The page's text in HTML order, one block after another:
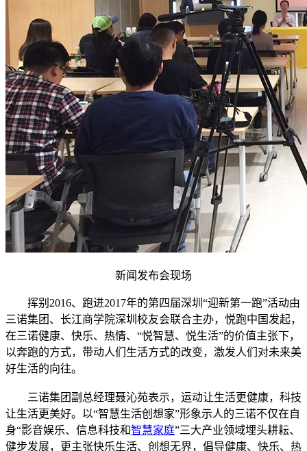
新闻发布会现场
挥别2016、跑进2017年的第四届深圳“迎新第一跑”活动由
三诺集团、长江商学院深圳校友会联合主办，悦跑中国发起，
在三诺健康、快乐、热情、“悦智慧、悦生活”的价值主张下，
以奔跑的方式，带动人们生活方式的改变，激发人们对未来美
好生活的向往。
三诺集团副总经理聂沁苑表示，运动让生活更健康，科技
让生活更美好。以“智慧生活创想家”形象示人的三诺不仅在自
身“影音娱乐、信息科技和智慧家庭”三大产业领域埋头耕耘、
健步发展，更主张快乐生活、创想无界，倡导健康、快乐、热